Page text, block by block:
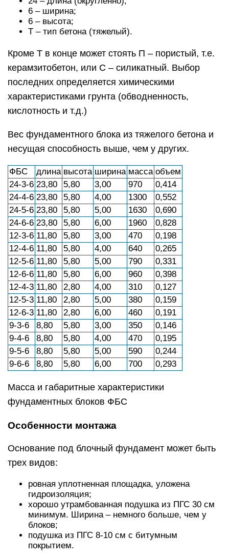
6 – ширина;
6 – высота;
Т – тип бетона (тяжелый).
Кроме Т в конце может стоять П – пористый, т.е.
керамзитобетон, или С – силикатный. Выбор
последних определяется химическими
характеристиками грунта (обводненность,
кислотность и т.д.)
Вес фундаментного блока из тяжелого бетона и
несущая способность выше, чем у других.
ФБС длина высота ширина масса объем
24-3-6 23,80 5,80 3,00 970
0,414
24-4-6 23,80 5,80 4,00 1300
0,552
24-5-6 23,80 5,80 5,00 1630
0,690
24-6-6 23,80 5,80 6,00 1960
0,828
12-3-6 11,80 5,80 3,00 470
0,198
12-4-6 11,80 5,80 4,00 640
0,265
12-5-6 11,80 5,80 5,00 790
0,331
12-6-6 11,80 5,80 6,00 960
0,398
12-4-3 11,80 2,80 4,00 310
0,127
12-5-3 11,80 2,80 5,00 380
0,159
12-6-3 11,80 2,80 6,00 460
0,191
9-3-6
8,80 5,80 3,00 350
0,146
9-4-6
8,80 5,80 4,00 470
0,195
9-5-6
8,80 5,80 5,00 590
0,244
9-6-6
8,80 5,80 6,00 700 0,293
Масса и габаритные характеристики
фундаментных блоков ФБС
Особенности монтажа
Основание под блочный фундамент может быть
трех видов:
ровная уплотненная площадка, уложена
гидроизоляция;
хорошо утрамбованная подушка из ПГС 30 см
минимум. Ширина – немного больше, чем у
блоков;
подушка из ПГС 8-10 см с битумным
покрытием.